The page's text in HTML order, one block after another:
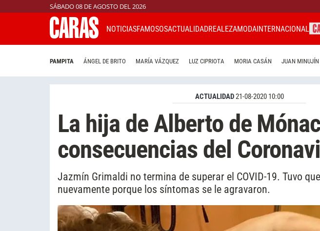
SÁBADO 08 DE AGOSTO DEL 2026
NOTICIASFAMOSOSACTUALIDADREALEZAMODAINTERNACIONAL
PAMPITA ÁNGEL DE BRITO MARÍA VÁZQUEZ LUZ CIPRIOTA MORIA CASÁN JUAN MINUJÍN
ACTUALIDAD21-08-2020 10:00
La hija de Alberto de
consecuencias del
Jazmín Grimaldi no termina de superar el COVID-19. Tuvo
nuevamente porque los síntomas se le agravaron.